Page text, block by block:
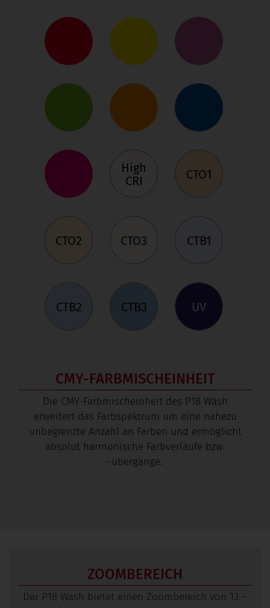
High
CRI
CTO1
CTO2 CTO3 CTB1
CTB2 CTB3 UV
CMY-FARBMISCHEINHEIT
Die CMY-Farbmischeinheit des P18 Wash
erweitert das Farbspektrum um eine nahezu
unbegrenzte Anzahl an Farben und ermöglicht
absolut harmonische Farbverläufe bzw.
-übergänge.
ZOOMBEREICH
Der P18 Wash bietet einen Zoombereich von 13 –